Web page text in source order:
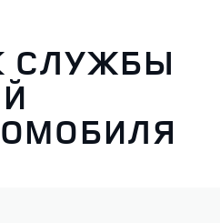
СЛУЖБЫ